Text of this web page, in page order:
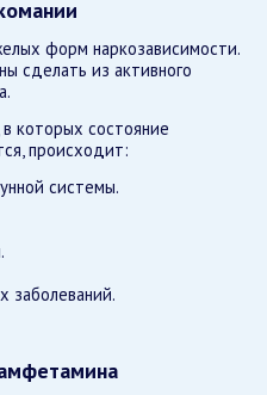
форм наркозависимости.
сделать из активного
которых состояние
происходит:
системы.
заболеваний.